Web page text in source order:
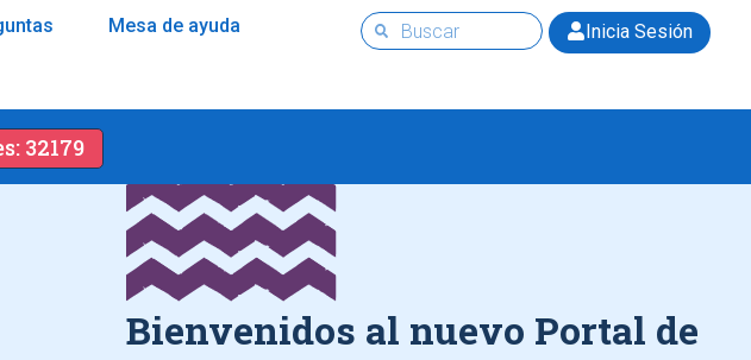
Mesa de ayuda Inicia Sesión
32179
Bienvenidos al nuevo Portal de